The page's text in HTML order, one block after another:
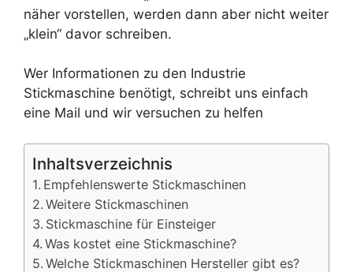
näher vorstellen, werden dann aber nicht weiter
„klein“ davor schreiben.
Wer Informationen zu den Industrie
Stickmaschine benötigt, schreibt uns einfach
eine Mail und wir versuchen zu helfen
Inhaltsverzeichnis
Empfehlenswerte Stickmaschinen
Weitere Stickmaschinen
Stickmaschine für Einsteiger
Was kostet eine Stickmaschine?
Welche Stickmaschinen Hersteller gibt es?